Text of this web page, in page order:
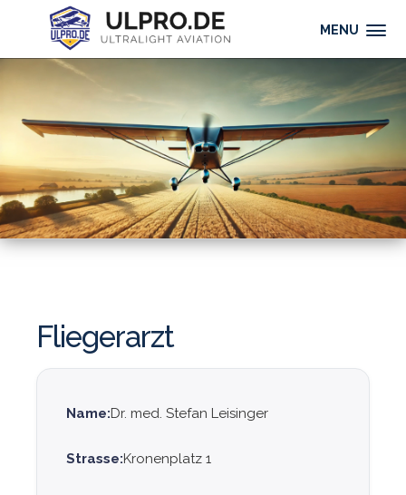
MENU
Fliegerarzt
Name:Dr. med. Stefan Leisinger
Strasse:Kronenplatz 1